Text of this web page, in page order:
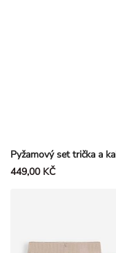
449,00 KČ